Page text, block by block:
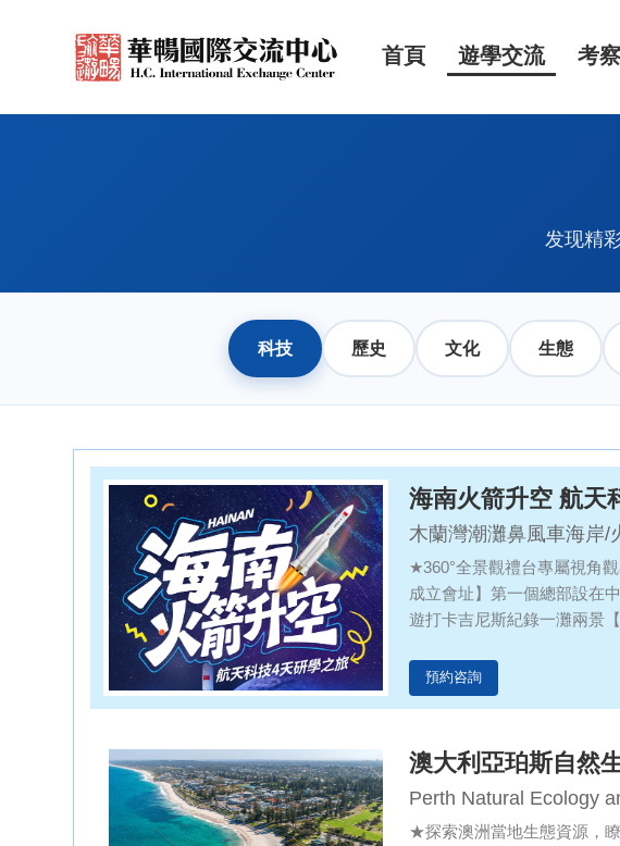
首頁 遊學交流 考
发现精
科技 歷史 文化 生態
海南火箭升空 航天
木蘭灣潮灘鼻風車海岸/
航天科普館/文南老街/
會址/玉帶灘
★360°全景觀禮台專屬視角
成立會址】第一個總部設在
遊打卡吉尼斯紀錄一灘兩景
動手製作水火箭★參觀【海
上的藝術世界，動手製作【
預約咨詢
澳大利亞珀斯自然
Perth Natural Ecology
★探索澳洲當地生態資源，